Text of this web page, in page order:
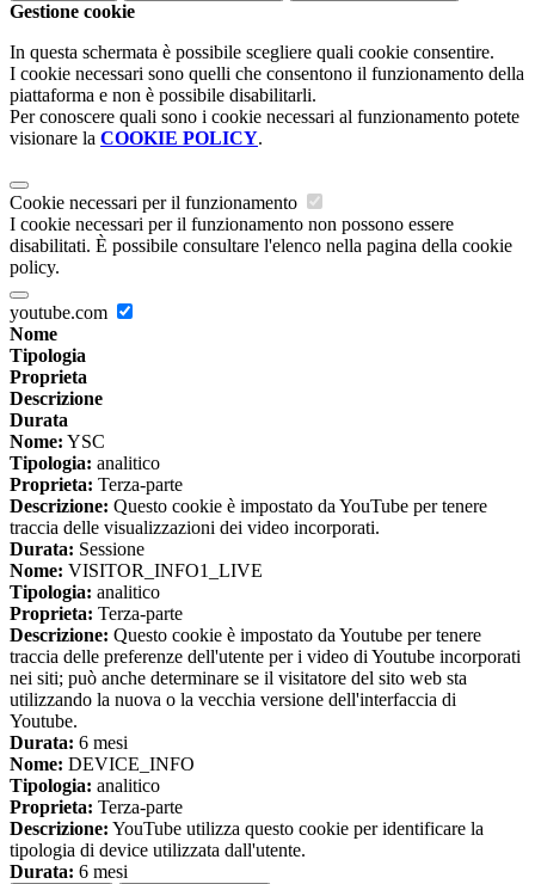
Gestione cookie
In questa schermata è possibile scegliere quali cookie consentire.
I cookie necessari sono quelli che consentono il funzionamento della
piattaforma e non è possibile disabilitarli.
Per conoscere quali sono i cookie necessari al funzionamento potete
visionare la COOKIE POLICY.
Cookie necessari per il funzionamento
I cookie necessari per il funzionamento non possono essere
disabilitati. È possibile consultare l'elenco nella pagina della cookie
policy.
youtube.com
Nome
Tipologia
Proprieta
Descrizione
Durata
Nome: YSC
Tipologia: analitico
Proprieta: Terza-parte
Descrizione: Questo cookie è impostato da YouTube per tenere
traccia delle visualizzazioni dei video incorporati.
Durata: Sessione
Nome: VISITOR_INFO1_LIVE
Tipologia: analitico
Proprieta: Terza-parte
Descrizione: Questo cookie è impostato da Youtube per tenere
traccia delle preferenze dell'utente per i video di Youtube incorporati
nei siti; può anche determinare se il visitatore del sito web sta
utilizzando la nuova o la vecchia versione dell'interfaccia di
Youtube.
Durata: 6 mesi
Nome: DEVICE_INFO
Tipologia: analitico
Proprieta: Terza-parte
Descrizione: YouTube utilizza questo cookie per identificare la
tipologia di device utilizzata dall'utente.
Durata: 6 mesi